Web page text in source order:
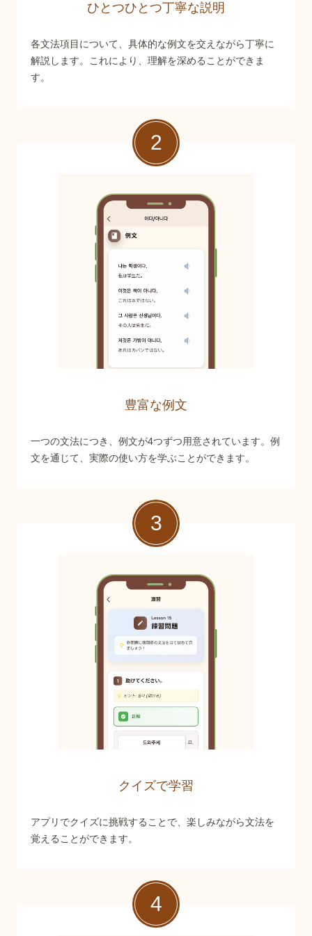
ひとつひとつ丁寧な説明
各文法項目について、具体的な例文を交えながら丁寧に
解説します。これにより、理解を深めることができま
す。
2
豊富な例文
一つの文法につき、例文が4つずつ用意されています。例
3
クイズで学習
アプリでクイズに挑戦することで、楽しみながら文法を
覚えることができます。
4